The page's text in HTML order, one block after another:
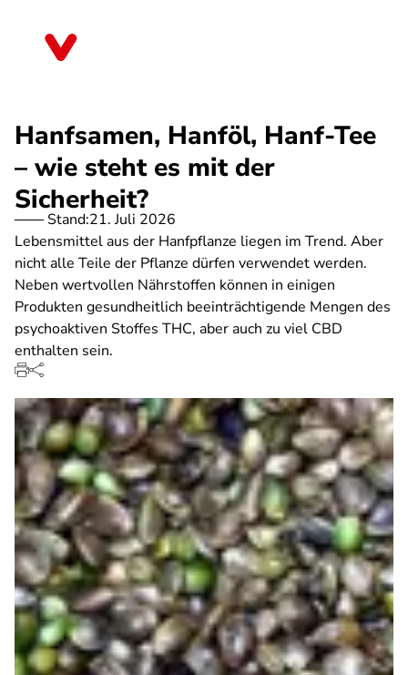
Hanfsamen, Hanföl, Hanf-Tee
– wie steht es mit der
Sicherheit?
Stand:21. Juli 2026
Lebensmittel aus der Hanfpflanze liegen im Trend. Aber
nicht alle Teile der Pflanze dürfen verwendet werden.
Neben wertvollen Nährstoffen können in einigen
Produkten gesundheitlich beeinträchtigende Mengen des
psychoaktiven Stoffes THC, aber auch zu viel CBD
enthalten sein.